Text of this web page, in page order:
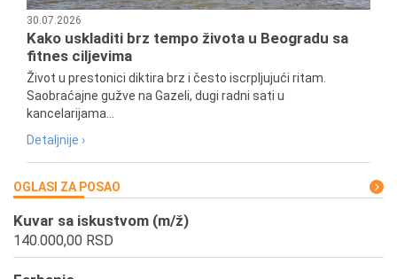
30.07.2026
Kako uskladiti brz tempo života u Beogradu sa
fitnes ciljevima
Život u prestonici diktira brz i često iscrpljujući ritam.
Saobraćajne gužve na Gazeli, dugi radni sati u
kancelarijama...
Detaljnije ›
OGLASI ZA POSAO
Kuvar sa iskustvom (m/ž)
140.000,00 RSD